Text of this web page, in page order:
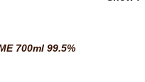
700ml 99.5%